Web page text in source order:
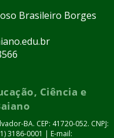
Brasileiro Borges
Ciência e
BA. CEP: 41720-052. CNPJ:
3186-0001 | E-mail: